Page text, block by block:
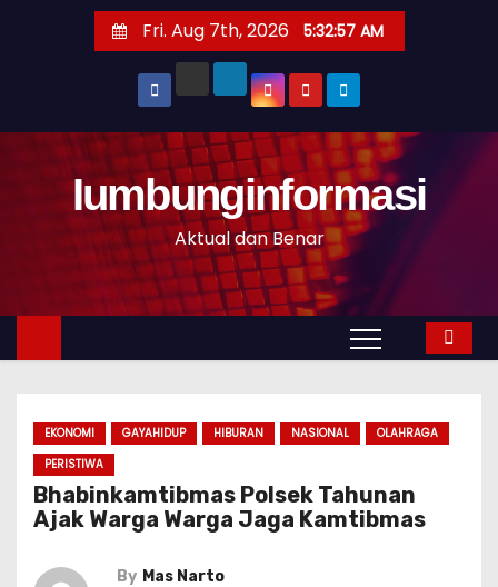
t
n
Fri. Aug 7th, 2026 5:32:58 AM
Iumbunginformasi
Aktual dan Benar
EKONOMI GAYAHIDUP HIBURAN NASIONAL
OLAHRAGA
PERISTIWA
Bhabinkamtibmas Polsek Tahunan
Ajak Warga Warga Jaga Kamtibmas
By Mas Narto